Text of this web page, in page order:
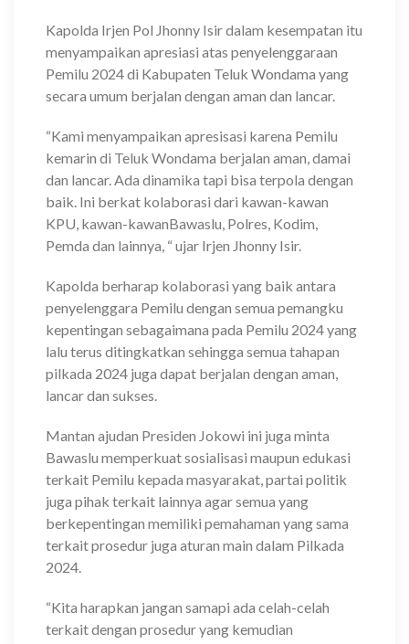
Kapolda Irjen Pol Jhonny Isir dalam kesempatan itu
menyampaikan apresiasi atas penyelenggaraan
Pemilu 2024 di Kabupaten Teluk Wondama yang
secara umum berjalan dengan aman dan lancar.
“Kami menyampaikan apresisasi karena Pemilu
kemarin di Teluk Wondama berjalan aman, damai
dan lancar. Ada dinamika tapi bisa terpola dengan
baik. Ini berkat kolaborasi dari kawan-kawan
KPU, kawan-kawanBawaslu, Polres, Kodim,
Pemda dan lainnya, “ ujar Irjen Jhonny Isir.
Kapolda berharap kolaborasi yang baik antara
penyelenggara Pemilu dengan semua pemangku
kepentingan sebagaimana pada Pemilu 2024 yang
lalu terus ditingkatkan sehingga semua tahapan
pilkada 2024 juga dapat berjalan dengan aman,
lancar dan sukses.
Mantan ajudan Presiden Jokowi ini juga minta
Bawaslu memperkuat sosialisasi maupun edukasi
terkait Pemilu kepada masyarakat, partai politik
juga pihak terkait lainnya agar semua yang
berkepentingan memiliki pemahaman yang sama
terkait prosedur juga aturan main dalam Pilkada
2024.
“Kita harapkan jangan samapi ada celah-celah
terkait dengan prosedur yang kemudian